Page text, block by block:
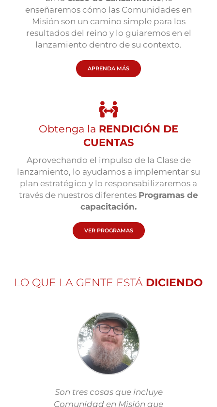
enseñaremos cómo las Comunidades en
Misión son un camino simple para los
resultados del reino y lo guiaremos en el
lanzamiento dentro de su contexto.
APRENDA MÁS
Obtenga la RENDICIÓN DE
CUENTAS
Aprovechando el impulso de la Clase de
lanzamiento, lo ayudamos a implementar su
plan estratégico y lo responsabilizaremos a
través de nuestros diferentes Programas de
capacitación.
VER PROGRAMAS
LO QUE LA GENTE ESTÁ DICIENDO
Son tres cosas que incluye
Comunidad en Misión que